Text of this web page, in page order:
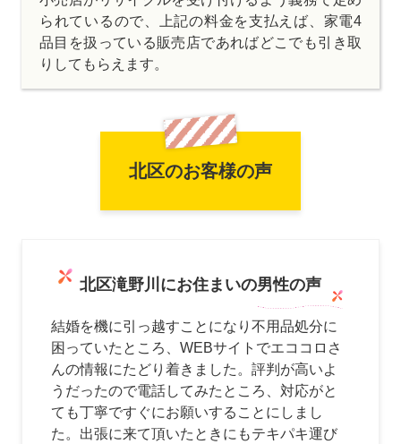
られているので、上記の料金を支払えば、家電4
品目を扱っている販売店であればどこでも引き取
りしてもらえます。
北区のお客様の声
北区滝野川にお住まいの男性の声
結婚を機に引っ越すことになり不用品処分に
困っていたところ、WEBサイトでエココロさ
んの情報にたどり着きました。評判が高いよ
うだったので電話してみたところ、対応がと
ても丁寧ですぐにお願いすることにしまし
た。出張に来て頂いたときにもテキパキ運び